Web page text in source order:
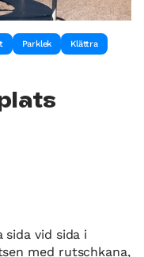
Parklek Klättra
vid sida i
med rutschkana,